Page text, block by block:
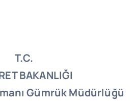
T.C.
BAKANLIĞI
Gümrük Müdürlüğü